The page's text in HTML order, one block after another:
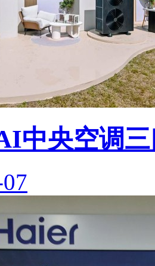
中央空调